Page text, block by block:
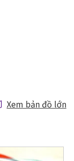
Xem bản đồ lớn